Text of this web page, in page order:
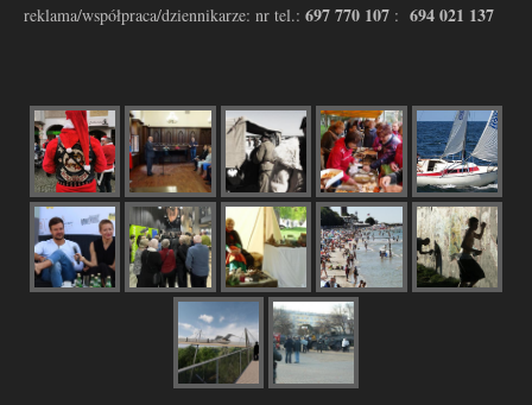
reklama/współpraca/dziennikarze: nr tel.: 697 770 107 : 694 021 137